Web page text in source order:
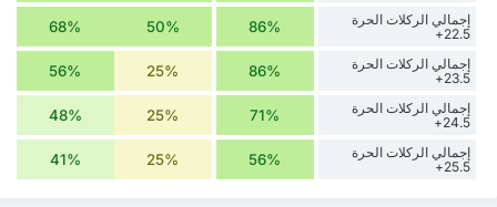
إجمالي الركلات الحرة
22.5+
86%
50%
68%
إجمالي الركلات الحرة
23.5+
86%
25%
56%
إجمالي الركلات الحرة
24.5+
71%
25%
48%
إجمالي الركلات الحرة
25.5+
56%
25%
41%